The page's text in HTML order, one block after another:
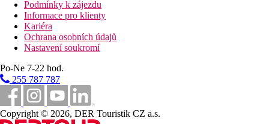
Podmínky k zájezdu
Informace pro klienty
Kariéra
Ochrana osobních údajů
Nastavení soukromí
Po-Ne 7-22 hod.
255 787 787
Copyright © 2026, DER Touristik CZ a.s.